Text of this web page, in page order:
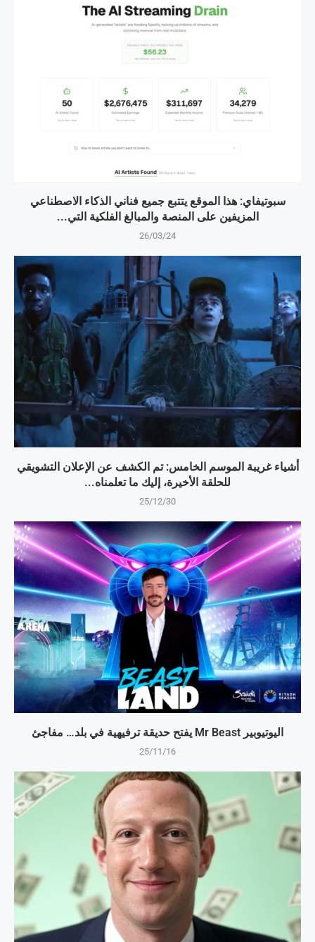
سبوتيفاي: هذا الموقع يتتبع جميع فناني الذكاء الاصطناعي
المزيفين على المنصة والمبالغ الفلكية التي...
26/03/24
أشياء غريبة الموسم الخامس: تم الكشف عن الإعلان التشويقي
للحلقة الأخيرة، إليك ما تعلمناه...
25/12/30
اليوتيوبير Mr Beast يفتح حديقة ترفيهية في بلد… مفاجئ
25/11/16